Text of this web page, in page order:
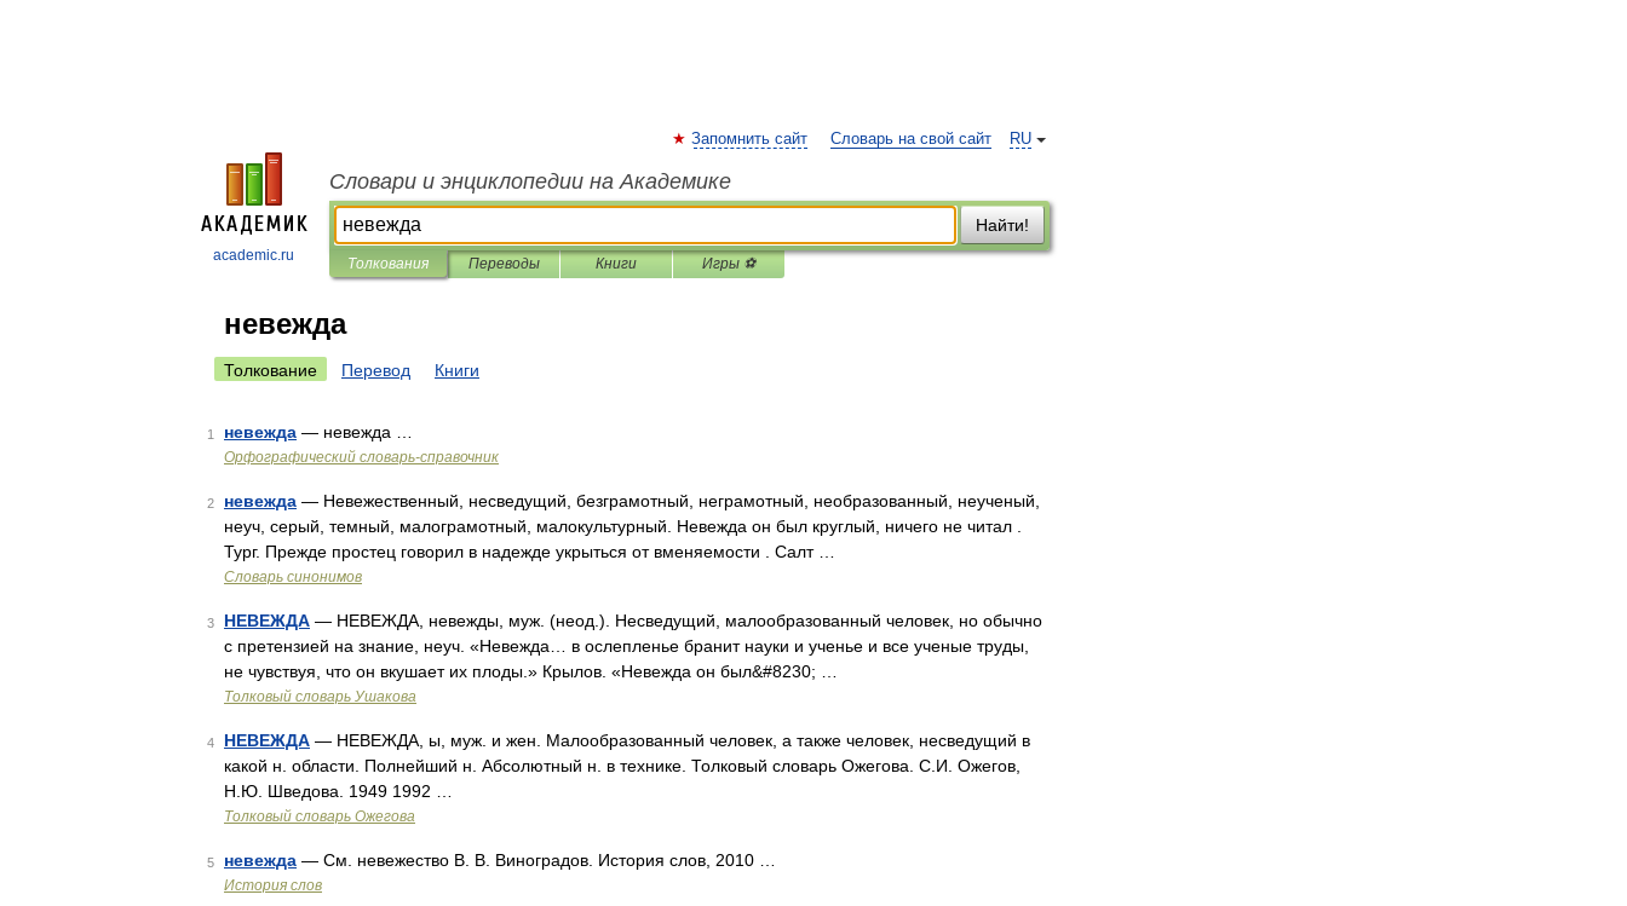
academic.ru
RU
Запомнить сайт Словарь на свой сайт
Словари и энциклопедии на Академике
Найти!
Толкования Переводы Книги Игры ⚽
невежда
Толкование Перевод Книги
1 невежда — невежда …
Орфографический словарь-справочник
2 невежда — Невежественный, несведущий, безграмотный, неграмотный, необразованный, неученый,
неуч, серый, темный, малограмотный, малокультурный. Невежда он был круглый, ничего не читал .
Тург. Прежде простец говорил в надежде укрыться от вменяемости . Салт …
Словарь синонимов
3 НЕВЕЖДА — НЕВЕЖДА, невежды, муж. (неод.). Несведущий, малообразованный человек, но обычно
с претензией на знание, неуч. «Невежда… в ослепленье бранит науки и ученье и все ученые труды,
не чувствуя, что он вкушает их плоды.» Крылов. «Невежда он был&#8230; …
Толковый словарь Ушакова
4 НЕВЕЖДА — НЕВЕЖДА, ы, муж. и жен. Малообразованный человек, а также человек, несведущий в
какой н. области. Полнейший н. Абсолютный н. в технике. Толковый словарь Ожегова. С.И. Ожегов,
Н.Ю. Шведова. 1949 1992 …
Толковый словарь Ожегова
5 невежда — См. невежество В. В. Виноградов. История слов, 2010 …
История слов